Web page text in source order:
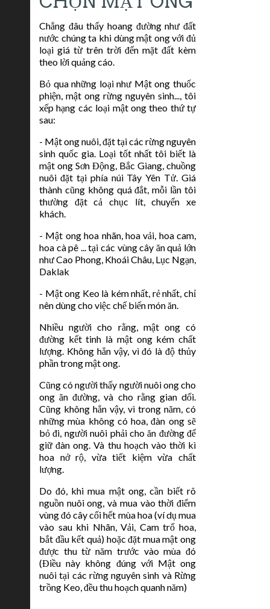
Chẳng đâu thấy hoang đường như đất
nước chúng ta khi dùng mật ong với đủ
loại giá từ trên trời đến mặt đất kèm
theo lời quảng cáo.
Bỏ qua những loại như Mật ong thuốc
phiện, mật ong rừng nguyên sinh..., tôi
xếp hạng các loại mật ong theo thứ tự
sau:
- Mật ong nuôi, đặt tại các rừng nguyên
sinh quốc gia. Loại tốt nhất tôi biết là
mật ong Sơn Động, Bắc Giang, chuồng
nuôi đặt tại phía núi Tây Yên Tử. Giá
thành cũng không quá đắt, mỗi lần tôi
thường đặt cả chục lít, chuyển xe
khách.
- Mật ong hoa nhãn, hoa vải, hoa cam,
hoa cà pê ... tại các vùng cây ăn quả lớn
như Cao Phong, Khoái Châu, Lục Ngạn,
Daklak
- Mật ong Keo là kém nhất, rẻ nhất, chỉ
nên dùng cho việc chế biến món ăn.
Nhiều người cho rằng, mật ong có
đường kết tinh là mật ong kém chất
lượng. Không hẳn vậy, vì đó là độ thủy
phần trong mật ong.
Cũng có người thấy người nuôi ong cho
ong ăn đường, và cho rằng gian dối.
Cũng không hẳn vậy, vì trong năm, có
những mùa không có hoa, đàn ong sẽ
bỏ đi, người nuôi phải cho ăn đường để
giữ đàn ong. Và thu hoạch vào thời kì
hoa nở rộ, vừa tiết kiệm vừa chất
lượng.
Do đó, khi mua mật ong, cần biết rõ
nguồn nuôi ong, và mua vào thời điểm
vùng đó cây cối hết mùa hoa (ví dụ mua
vào sau khi Nhãn, Vải, Cam trổ hoa,
bắt đầu kết quả) hoặc đặt mua mật ong
được thu từ năm trước vào mùa đó
(Điều này không đúng với Mật ong
nuôi tại các rừng nguyên sinh và Rừng
trồng Keo, đều thu hoạch quanh năm)